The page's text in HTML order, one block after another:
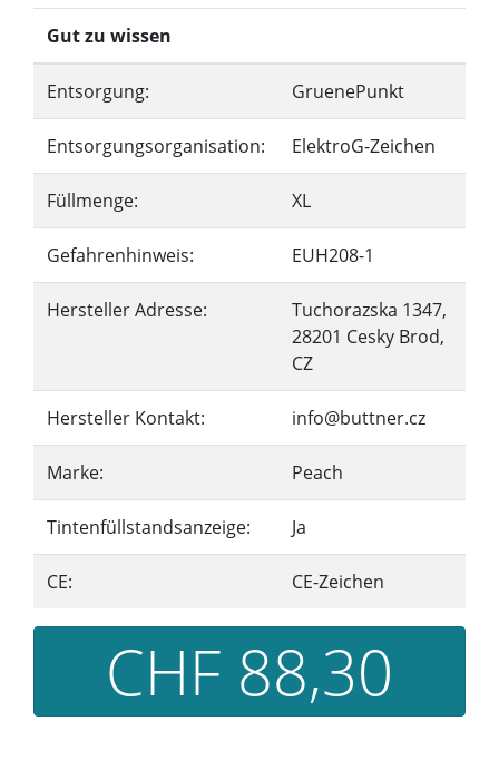
Gut zu wissen
Entsorgung: GruenePunkt
Entsorgungsorganisation: ElektroG-Zeichen
Füllmenge: XL
Gefahrenhinweis: EUH208-1
Hersteller Adresse:
Tuchorazska 1347,
28201 Cesky Brod,
CZ
Hersteller Kontakt: info@buttner.cz
Marke: Peach
Tintenfüllstandsanzeige: Ja
CE: CE-Zeichen
CHF 88,30